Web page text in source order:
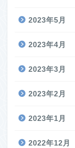
2023年5月
2023年4月
2023年3月
2023年2月
2023年1月
2022年12月